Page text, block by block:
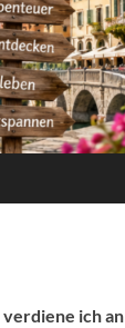
ich an